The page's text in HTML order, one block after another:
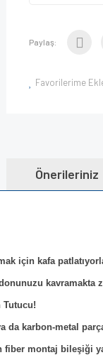
Paylaş:
Favorilerime
Önerileriniz
için kafa
kavramakta
Tutucu!
da karbon-metal
montaj bileşiği